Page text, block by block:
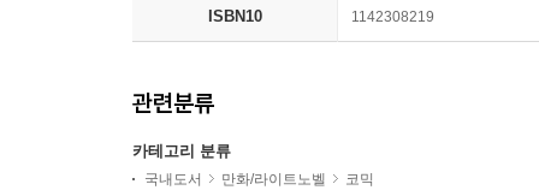
ISBN10 1142308219
관련분류
카테고리 분류
국내도서 만화/라이트노벨 코믹